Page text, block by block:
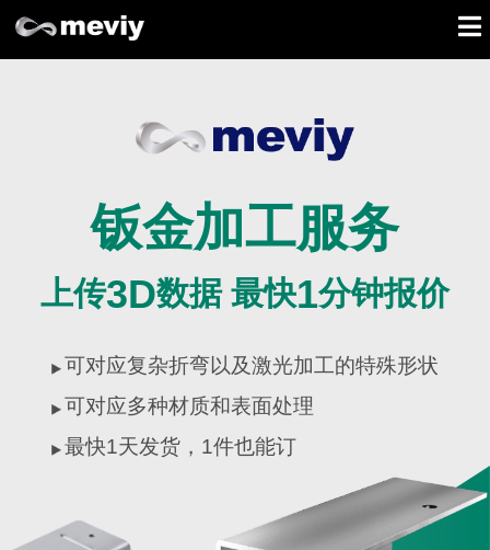
钣金加工服务
上传3D数据 最快1分钟报价
可对应复杂折弯以及激光加工的特殊形状
可对应多种材质和表面处理
最快1天发货， 1件也能订